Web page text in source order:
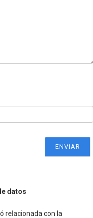
datos
relacionada con la